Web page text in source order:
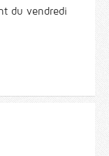
du vendredi